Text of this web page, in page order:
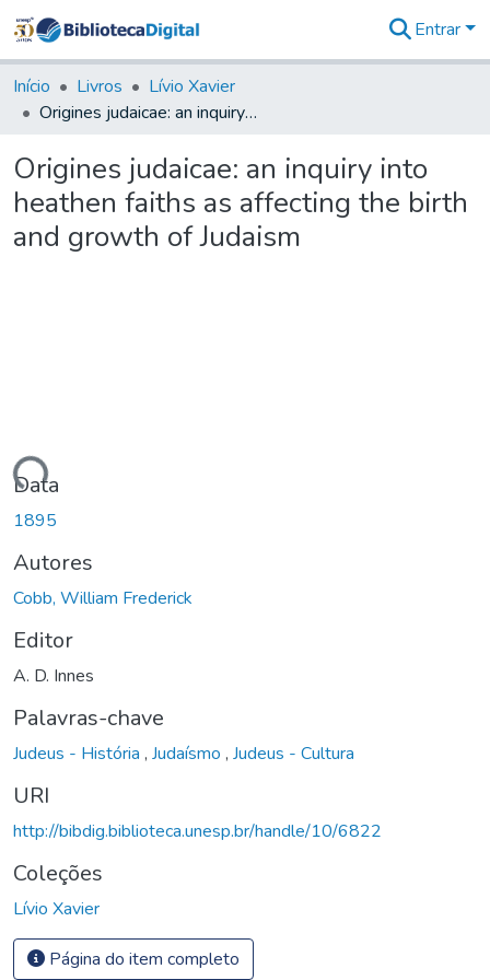
&
Coleções
Tudo na
Digital
Estatísticas
Entrar
Início Livros
Lívio Xavier
Origines judaicae: an inquiry into heathen faiths as affecting the birth and growth of Judaism
Origines judaicae: an inquiry into
heathen faiths as affecting the birth
and growth of Judaism
Data
1895
Autores
Cobb, William Frederick
Editor
A. D. Innes
Palavras-chave
Judeus - História , Judaísmo , Judeus - Cultura
URI
http://bibdig.biblioteca.unesp.br/handle/10/6822
Coleções
Lívio Xavier
Página do item completo